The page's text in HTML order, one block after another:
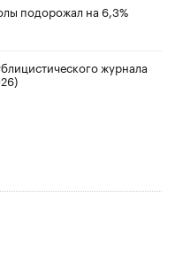
подорожал на 6,3%
журнала